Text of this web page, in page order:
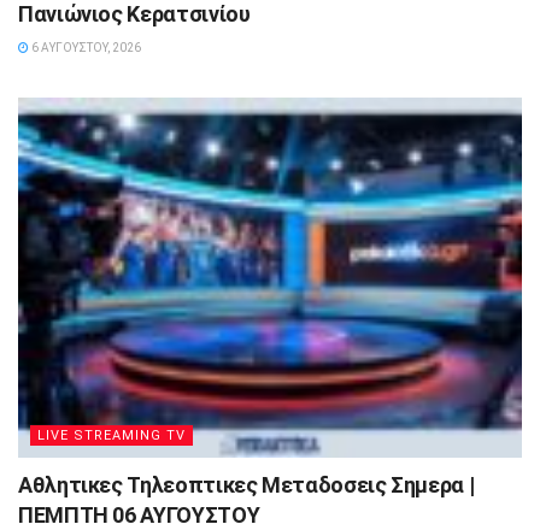
Πανιώνιος Κερατσινίου
6 ΑΥΓΟΎΣΤΟΥ, 2026
LIVE STREAMING TV
Αθλητικες Τηλεοπτικες Μεταδοσεις Σημερα |
ΠΕΜΠΤΗ 06 ΑΥΓΟΥΣΤΟΥ